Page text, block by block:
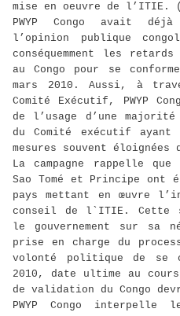
mise en oeuvre de l’ITIE.
PWYP Congo avait
l’opinion publique
conséquemment les
au Congo pour se
mars 2010. Aussi, à
Comité Exécutif, PWYP
de l’usage d’une majorité
du Comité exécutif
mesures souvent
La campagne rappelle
Sao Tomé et Principe
pays mettant en œuvre
conseil de l`ITIE. Cette
le gouvernement sur sa
prise en charge du
volonté politique de se
2010, date ultime au
de validation du Congo
PWYP Congo interpelle